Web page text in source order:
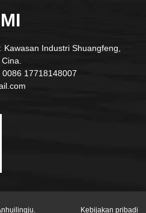
Kawasan Industri Shuangfeng,
0086 17718148007
Kebijakan pribadi